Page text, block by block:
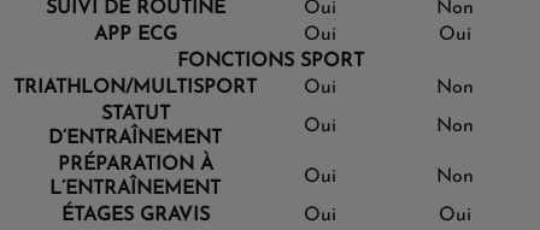
SUIVI DE ROUTINE
Oui
Non
APP ECG
Oui
Oui
FONCTIONS SPORT
TRIATHLON/MULTISPORT
Oui
Non
STATUT
D’ENTRAÎNEMENT
Oui
Non
PRÉPARATION À
L’ENTRAÎNEMENT
Oui
Non
ÉTAGES GRAVIS
Oui
Oui